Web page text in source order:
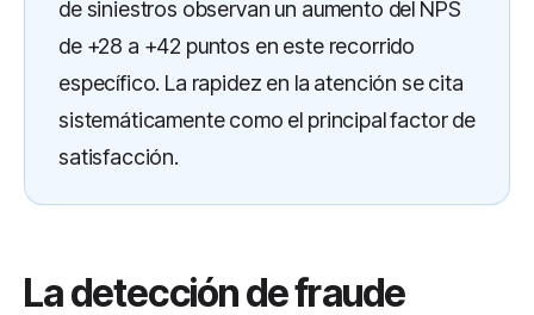
de siniestros observan un aumento del NPS
de +28 a +42 puntos en este recorrido
específico. La rapidez en la atención se cita
sistemáticamente como el principal factor de
satisfacción.
La detección de fraude